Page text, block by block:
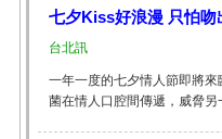
七夕Kiss好浪漫 只怕吻
台北訊
一年一度的七夕情人節即將
菌在情人口腔間傳遞，威脅